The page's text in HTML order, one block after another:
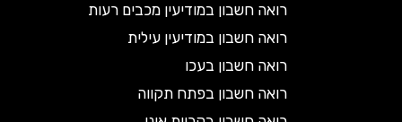
רואה חשבון במודיעין מכבים רעות
רואה חשבון במודיעין עילית
רואה חשבון בעכו
רואה חשבון בפתח תקווה